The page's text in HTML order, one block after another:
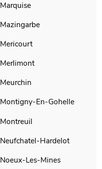
Marquise
Mazingarbe
Mericourt
Merlimont
Meurchin
Montigny-En-Gohelle
Montreuil
Neufchatel-Hardelot
Noeux-Les-Mines